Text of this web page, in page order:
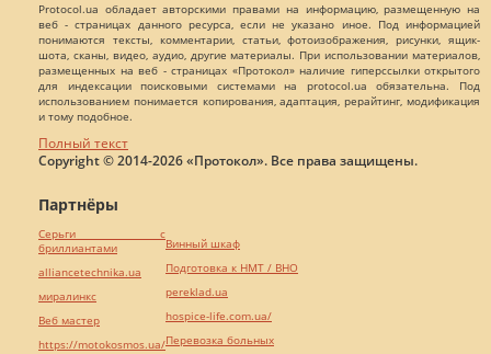
Protocol.ua обладает авторскими правами на информацию, размещенную на
веб - страницах данного ресурса, если не указано иное. Под информацией
понимаются тексты, комментарии, статьи, фотоизображения, рисунки, ящик-
шота, сканы, видео, аудио, другие материалы. При использовании материалов,
размещенных на веб - страницах «Протокол» наличие гиперссылки открытого
для индексации поисковыми системами на protocol.ua обязательна. Под
использованием понимается копирования, адаптация, рерайтинг, модификация
и тому подобное.
Полный текст
Copyright © 2014-2026 «Протокол». Все права защищены.
Партнёры
Серьги с
бриллиантами
alliancetechnika.ua
миралинкс
Веб мастер
https://motokosmos.ua/
Винный шкаф
Подготовка к НМТ / ВНО
pereklad.ua
hospice-life.com.ua/
Перевозка больных